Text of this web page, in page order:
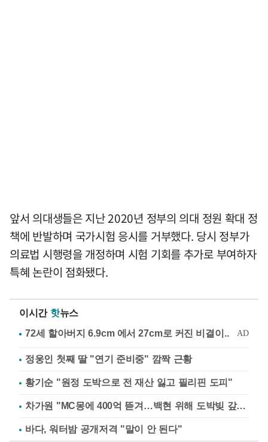
앞서 의대생들은 지난 2020년 정부의 의대 정원 확대 정
책에 반발하며 국가시험 응시를 거부했다. 당시 정부가
의료법 시행령을 개정하며 시험 기회를 추가로 부여하자
특혜 논란이 점화됐다.
이시간 핫뉴스
정웅인 첫째 딸 "연기 준비중" 깜짝 근황
황기순 "원정 도박으로 전 재산 잃고 필리핀 도피"
차가원 "MC몽에 400억 뜯겨…백현 위해 도박빚 갚아줘"
바다, 워터밤 공개저격 "말이 안 된다"